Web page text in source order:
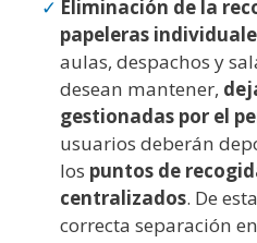
Eliminación de la
papeleras
aulas, despachos y
desean mantener,
gestionadas por el
usuarios deberán
los puntos de
centralizados. De
correcta separación